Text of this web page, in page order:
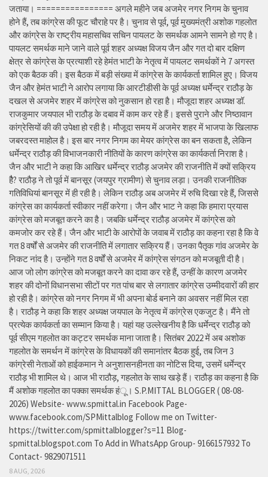
जताया। ================ अगले महीने जब अजमेर नगर निगम के चुनाव
होने हैं, तब कांग्रेस की फूट चौराहे पर है। चुनाव से पूर्व, पूर्व मुख्यमंत्री अशोक गहलोत
और कांग्रेस के राष्ट्रीय महासचिव सचिन पायलट के समर्थक आमने सामने हो गए है।
पायलट समर्थक माने जाने वाले पूर्व शहर अध्यक्ष विजय जैन और गत दो बार दक्षिण
क्षेत्र से कांग्रेस के प्रत्याशी रहे हेमंत भाटी के नेतृत्व में पायलट समर्थकों ने 7 अगस्त
को एक बैठक की। इस बैठक में बड़ी संख्या में कांग्रेस के कार्यकर्ता शामिल हुए। विजय
जैन और हेमंत भाटी ने आरोप लगाया कि आरटीडीसी के पूर्व अध्यक्ष धर्मेन्द्र राठौड़ के
दखल से अजमेर शहर में कांग्रेस को नुकसान हो रहा है। मौजूदा शहर अध्यक्ष डॉ.
राजकुमार जयपाल भी राठौड़ के दबाव में काम कर रहे हैं। इससे पुराने और निष्ठावान
कांग्रेसियों की की उपेक्षा हो रही है। मौजूदा समय में अजमेर शहर में भाजपा के खिलाफ
जबरदस्त माहोल है। इस बार नगर निगम का मेयर कांग्रेस का बन सकता है, लेकिन
धर्मेन्द्र राठौड़ की विभाजनकारी नीतियों के कारण कांग्रेस का कार्यकर्ता निराश है।
जैन और भाटी ने कहा कि आखिर धर्मेन्द्र राठौड़ अजमेर की राजनीति में क्यों सक्रिय
हैै? राठौड़ ने तो पूर्व में बानसूर (जयपुर ग्रामीण) से चुनाव लड़ा। उनकी राजनीतिक
गतिविधियां बानसूर में ही रही है। लेकिन राठौड़ अब अजमेर में रुचि दिखा रहे हैं, जिससे
कांग्रेस का कार्यकर्ता स्वीकार नहीं करेगा। जैन और भाट ने कहा कि हमारा प्रयास
कांग्रेस को मजबूत करने का है। जबकि धर्मेन्द्र राठौड़ अजमेर में कांग्रेस को
कमजोर कर रहे हैं। जैन और भाटी के आरोपों के जवाब में राठौड़ का कहना रहा है कि वे
गत 8 वर्षों से अजमेर की राजनीति में लगातार सक्रिय हैं। उनका पैतृक गांव अजमेर के
निकट नांद है। उन्होंने गत 8 वर्षों से अजमेर में कांग्रेस संगठन को मजबूती दी है।
आज जो लोग कांग्रेस को मजबूत करने का दावा कर रहे हैं, उन्हीं के कारण अजमेर
शहर की दोनों विधानसभा सीटों पर गत पांच बार से लगातार कांग्रेस उम्मीदवारों की हार
हो रही है। कांग्रेस को नगर निगम में भी अपना बोर्ड बनाने का अवसर नहीं मिल रहा
है। राठौड़ ने कहा कि शहर अध्यक्ष जयपाल के नेतृत्व में कांग्रेस एकजुट है। मैंने तो
प्रत्येक कार्यकर्ता का सम्मान किया है। यहां यह उल्लेखनीय है कि धर्मेन्द्र राठौड़ को
पूर्व सीएम गहलोत का कट्टर समर्थक माना जाता है। सितंबर 2022 में अब अशोक
गहलोत के समर्थन में कांग्रेस के विधायकों की समानांतर बैठक हुई, तब जिन 3
कांग्रेसी नेताओं को हाईकमान ने अनुशासनहीनता का नोटिस दिया, उसमें धर्मेन्द्र
राठौड़ भी शामिल थे। आज भी राठौड़, गहलोत के साथ खड़े हैं। राठौड़ का कहना है कि
मैं अशोक गहलोत का पक्का समर्थक हंू। S.P.MITTAL BLOGGER ( 08-08-
2026) Website- www.spmittal.in Facebook Page-
www.facebook.com/SPMittalblog Follow me on Twitter-
https://twitter.com/spmittalblogger?s=11 Blog-
spmittal.blogspot.com To Add in WhatsApp Group- 9166157932 To
Contact- 9829071511
8 AUG, 2026